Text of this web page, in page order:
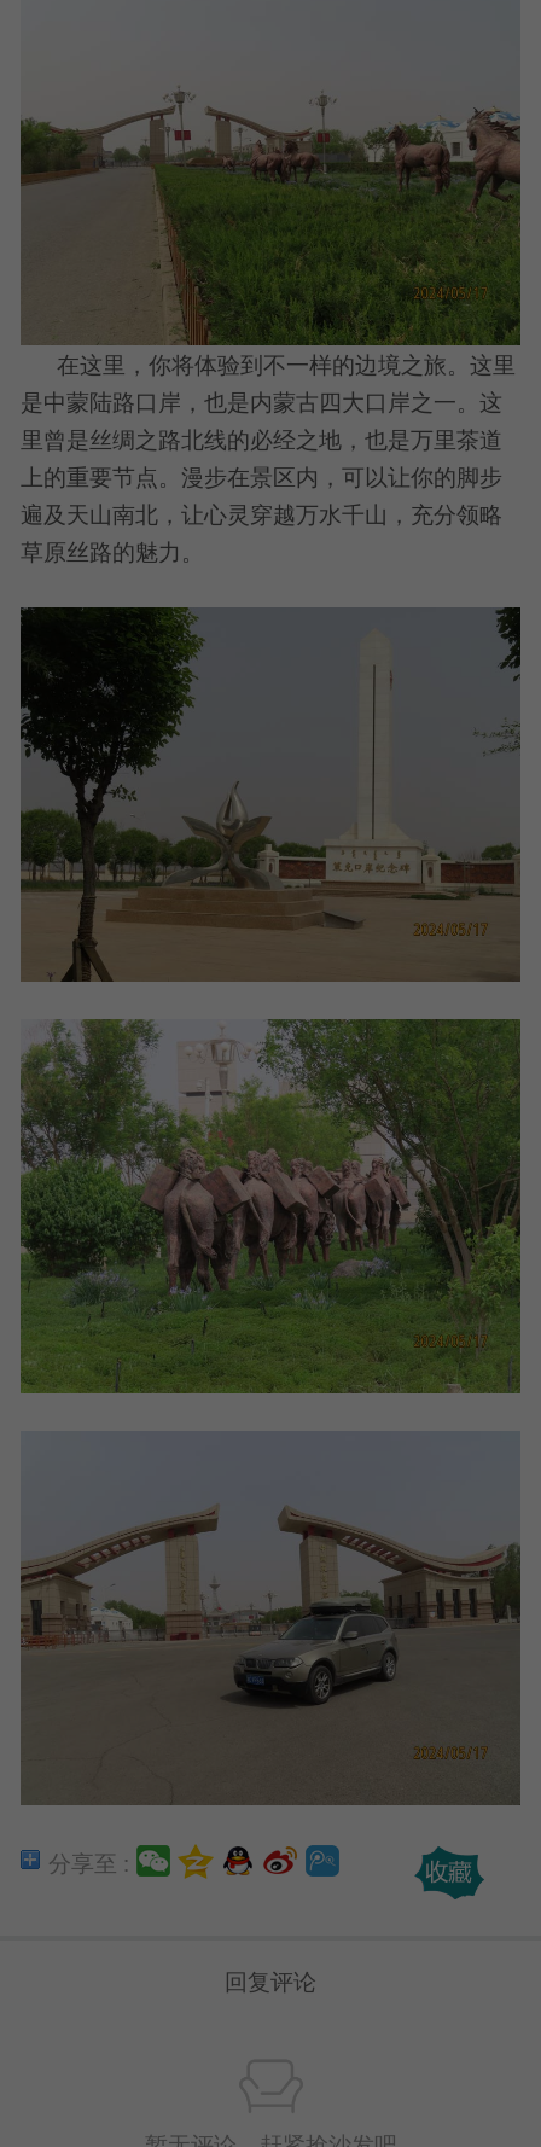
在这里，你将体验到不一样的边境之旅。这里
是中蒙陆路口岸，也是内蒙古四大口岸之一。这
里曾是丝绸之路北线的必经之地，也是万里茶道
上的重要节点。漫步在景区内，可以让你的脚步
遍及天山南北，让心灵穿越万水千山，充分领略
草原丝路的魅力。
分享至 :
回复评论